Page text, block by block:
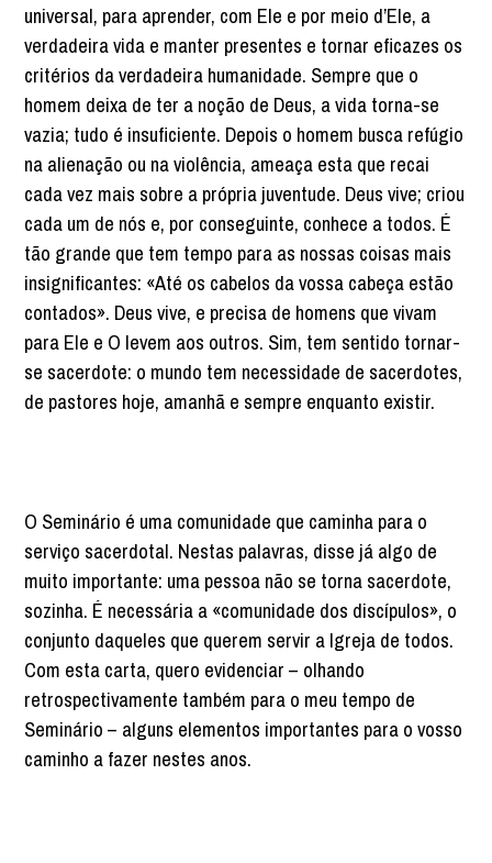
universal, para aprender, com Ele e por meio d’Ele, a
verdadeira vida e manter presentes e tornar eficazes os
critérios da verdadeira humanidade. Sempre que o
homem deixa de ter a noção de Deus, a vida torna-se
vazia; tudo é insuficiente. Depois o homem busca refúgio
na alienação ou na violência, ameaça esta que recai
cada vez mais sobre a própria juventude. Deus vive; criou
cada um de nós e, por conseguinte, conhece a todos. É
tão grande que tem tempo para as nossas coisas mais
insignificantes: «Até os cabelos da vossa cabeça estão
contados». Deus vive, e precisa de homens que vivam
para Ele e O levem aos outros. Sim, tem sentido tornar-
se sacerdote: o mundo tem necessidade de sacerdotes,
de pastores hoje, amanhã e sempre enquanto existir.
O Seminário é uma comunidade que caminha para o
serviço sacerdotal. Nestas palavras, disse já algo de
muito importante: uma pessoa não se torna sacerdote,
sozinha. É necessária a «comunidade dos discípulos», o
conjunto daqueles que querem servir a Igreja de todos.
Com esta carta, quero evidenciar – olhando
retrospectivamente também para o meu tempo de
Seminário – alguns elementos importantes para o vosso
caminho a fazer nestes anos.